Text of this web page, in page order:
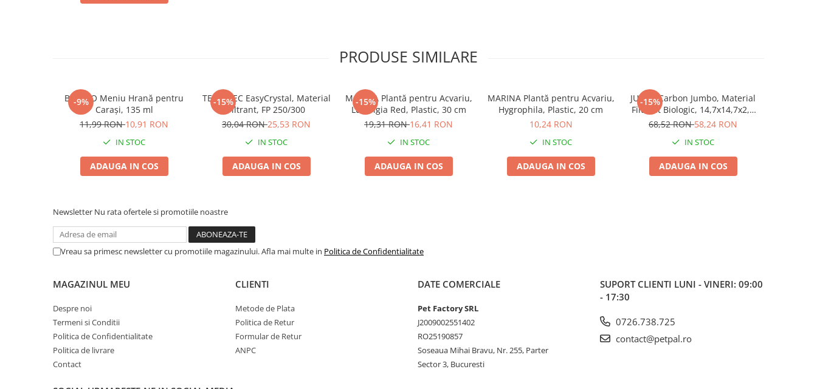
Recompense Pisici
Antiparazitare Pisici
Vitamine Pisici
Accesorii Pisici
Culcușuri & Saltele Pisici
Ansambluri Pisici
Castroane & Adapatori Pisici
Cuști & Genți Pisici
Litiere Pisici
PRODUSE SIMILARE
-9%
BIOZOO Meniu Hrană pentru
Carași, 135 ml
11,99 RON10,91 RON
IN STOC
ADAUGA IN COS
-15%
TETRATEC EasyCrystal, Material
Filtrant, FP 250/300
30,04 RON25,53 RON
IN STOC
ADAUGA IN COS
-15%
MARINA Plantă pentru Acvariu,
Ludwigia Red, Plastic, 30 cm
19,31 RON16,41 RON
IN STOC
ADAUGA IN COS
MARINA Plantă pentru Acvariu,
Hygrophila, Plastic, 20 cm
10,24 RON
IN STOC
ADAUGA IN COS
-15%
JUWEL Carbon Jumbo, Material
Filtrant Biologic, 14,7x14,7x2,5
cm
68,52 RON58,24 RON
IN STOC
ADAUGA IN COS
Newsletter Nu rata ofertele si promotiile noastre
Vreau sa primesc newsletter cu promotiile magazinului. Afla mai multe in Politica de Confidentialitate
MAGAZINUL MEU
Despre noi
Termeni si Conditii
Politica de Confidentialitate
Politica de livrare
Contact
CLIENTI
Metode de Plata
Politica de Retur
Formular de Retur
ANPC
DATE COMERCIALE
Pet Factory SRL
J2009002551402
RO25190857
Soseaua Mihai Bravu, Nr. 255, Parter
Sector 3, Bucuresti
SUPORT CLIENTI LUNI - VINERI: 09:00
- 17:30
0726.738.725
contact@petpal.ro